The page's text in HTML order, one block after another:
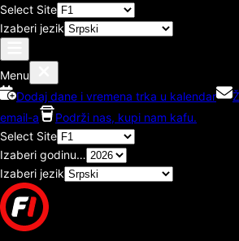
Select Site
Izaberi jezik
Menu
Dodaj dane i vremena trka u kalendar
email-a
Podrži nas, kupi nam kafu.
Select Site
Izaberi godinu…
Izaberi jezik